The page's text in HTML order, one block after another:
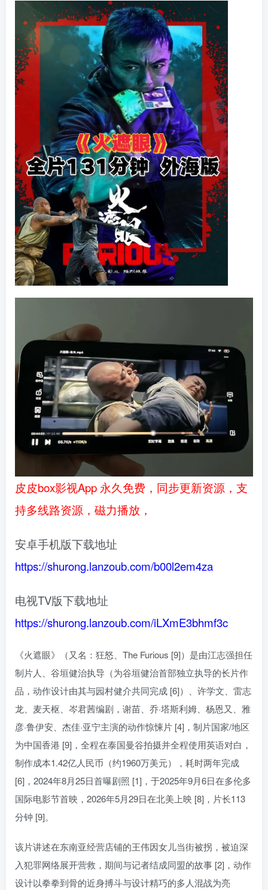
皮皮box影视App 永久免费，同步更新资源，支
持多线路资源，磁力播放，
安卓手机版下载地址
https://shurong.lanzoub.com/b00l2em4za
电视TV版下载地址
https://shurong.lanzoub.com/iLXmE3bhmf3c
《火遮眼》（又名：狂怒、The Furious [9]）是由江志强担任
制片人、谷垣健治执导（为谷垣健治首部独立执导的长片作
品，动作设计由其与园村健介共同完成 [6]）、许学文、雷志
龙、麦天枢、岑君茜编剧，谢苗、乔·塔斯利姆、杨恩又、雅
彦·鲁伊安、杰佳·亚宁主演的动作惊悚片 [4]，制片国家/地区
为中国香港 [9]，全程在泰国曼谷拍摄并全程使用英语对白，
制作成本1.42亿人民币（约1960万美元），耗时两年完成
[6]，2024年8月25日首曝剧照 [1]，于2025年9月6日在多伦多
国际电影节首映，2026年5月29日在北美上映 [8]，片长113
分钟 [9]。
该片讲述在东南亚经营店铺的王伟因女儿当街被拐，被迫深
入犯罪网络展开营救，期间与记者结成同盟的故事 [2]，动作
设计以拳拳到骨的近身搏斗与设计精巧的多人混战为亮